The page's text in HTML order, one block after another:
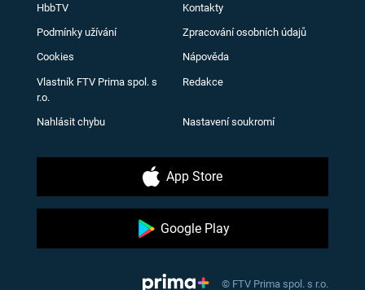
HbbTV Kontakty
Podmínky užívání Zpracování osobních údajů
Cookies Nápověda
Vlastník FTV Prima spol. s
r.o.
Redakce
Nahlásit chybu Nastavení soukromí
App Store
Google Play
© FTV Prima spol. s r.o.